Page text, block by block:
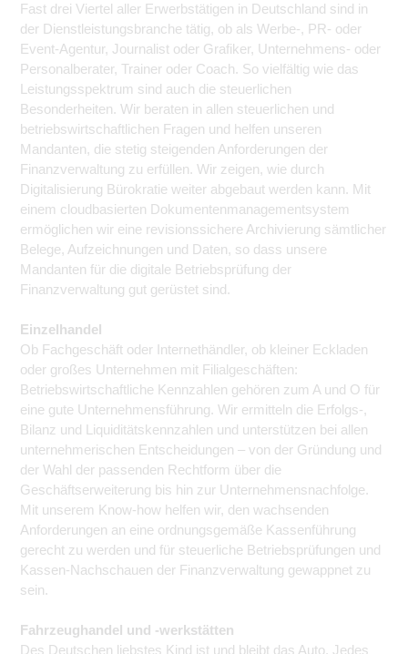
Fast drei Viertel aller Erwerbstätigen in Deutschland sind in
der Dienstleistungsbranche tätig, ob als Werbe-, PR- oder
Event-Agentur, Journalist oder Grafiker, Unternehmens- oder
Personalberater, Trainer oder Coach. So vielfältig wie das
Leistungsspektrum sind auch die steuerlichen
Besonderheiten. Wir beraten in allen steuerlichen und
betriebswirtschaftlichen Fragen und helfen unseren
Mandanten, die stetig steigenden Anforderungen der
Finanzverwaltung zu erfüllen. Wir zeigen, wie durch
Digitalisierung Bürokratie weiter abgebaut werden kann. Mit
einem cloudbasierten Dokumentenmanagementsystem
ermöglichen wir eine revisionssichere Archivierung sämtlicher
Belege, Aufzeichnungen und Daten, so dass unsere
Mandanten für die digitale Betriebsprüfung der
Finanzverwaltung gut gerüstet sind.
Einzelhandel
Ob Fachgeschäft oder Internethändler, ob kleiner Eckladen
oder großes Unternehmen mit Filialgeschäften:
Betriebswirtschaftliche Kennzahlen gehören zum A und O für
eine gute Unternehmensführung. Wir ermitteln die Erfolgs-,
Bilanz und Liquiditätskennzahlen und unterstützen bei allen
unternehmerischen Entscheidungen – von der Gründung und
der Wahl der passenden Rechtform über die
Geschäftserweiterung bis hin zur Unternehmensnachfolge.
Mit unserem Know-how helfen wir, den wachsenden
Anforderungen an eine ordnungsgemäße Kassenführung
gerecht zu werden und für steuerliche Betriebsprüfungen und
Kassen-Nachschauen der Finanzverwaltung gewappnet zu
sein.
Fahrzeughandel und -werkstätten
Des Deutschen liebstes Kind ist und bleibt das Auto. Jedes